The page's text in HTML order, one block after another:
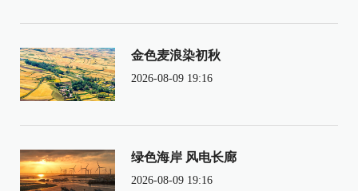
金色麦浪染初秋
2026-08-09 19:16
绿色海岸 风电长廊
2026-08-09 19:16